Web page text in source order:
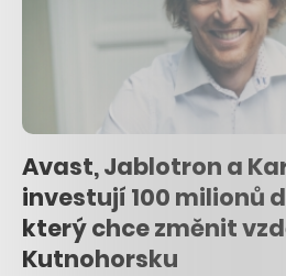
Avast, Jablotron a
investují 100 milionů
který chce změnit
Kutnohorsku